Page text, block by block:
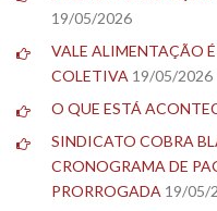
19/05/2026
VALE ALIMENTAÇÃO
COLETIVA 19/05/2026
O QUE ESTÁ
SINDICATO COBRA
CRONOGRAMA DE
PRORROGADA 19/05/